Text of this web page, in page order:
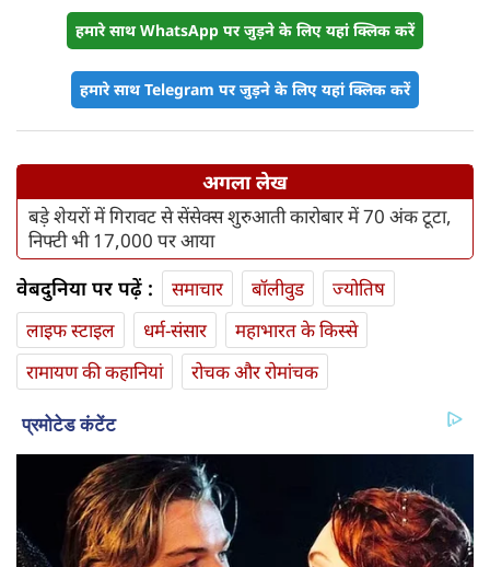
हमारे साथ WhatsApp पर जुड़ने के लिए यहां क्लिक करें
हमारे साथ Telegram पर जुड़ने के लिए यहां क्लिक करें
अगला लेख
बड़े शेयरों में गिरावट से सेंसेक्स शुरुआती कारोबार में 70 अंक टूटा,
निफ्टी भी 17,000 पर आया
वेबदुनिया पर पढ़ें : समाचार बॉलीवुड
ज्योतिष
लाइफ स्‍टाइल
धर्म-संसार
महाभारत के किस्से
रामायण की कहानियां
रोचक और रोमांचक